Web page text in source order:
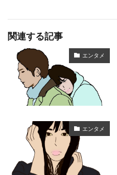
関連する記事
エンタメ
エンタメ